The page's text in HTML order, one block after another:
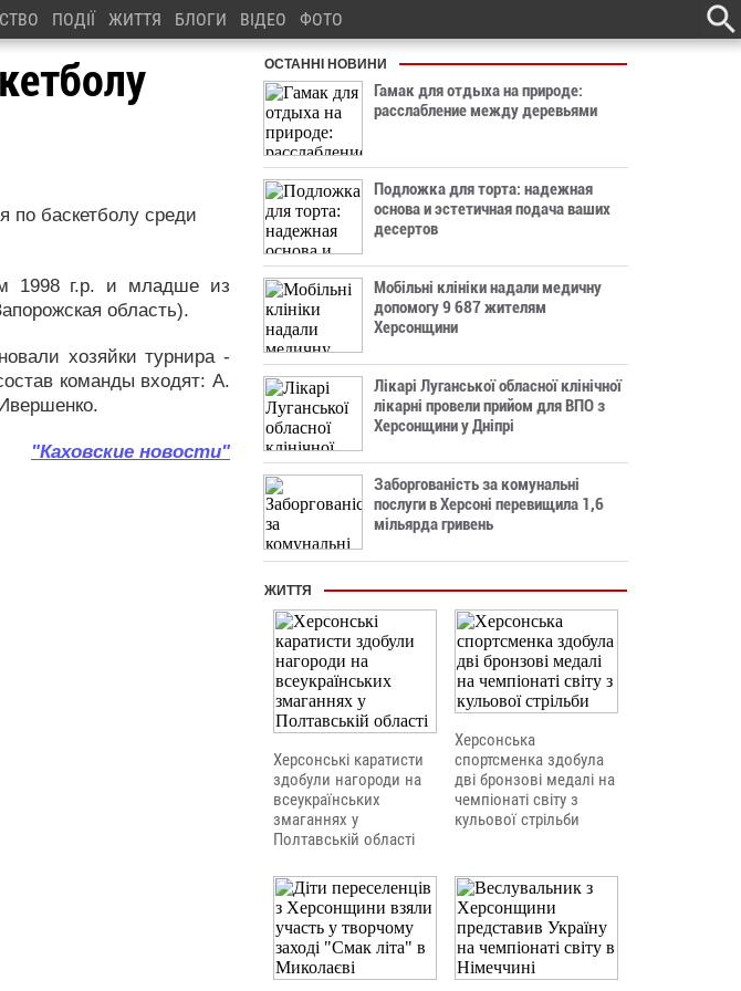
ПОДІЇ ЖИТТЯ БЛОГИ ВІДЕО ФОТО
по баскетболу среди
1998 г.р. и младше из
область).
хозяйки турнира -
команды входят: А.
"Каховские новости"
ОСТАННІ НОВИНИ
Гамак для отдыха на природе:
расслабление между деревьями
Подложка для торта: надежная
основа и эстетичная подача ваших
десертов
Мобільні клініки надали медичну
допомогу 9 687 жителям
Херсонщини
Лікарі Луганської обласної клінічної
лікарні провели прийом для ВПО з
Херсонщини у Дніпрі
Заборгованість за комунальні
послуги в Херсоні перевищила 1,6
мільярда гривень
ЖИТТЯ
Херсонські каратисти
здобули нагороди на
всеукраїнських
змаганнях у
Полтавській області
Херсонська
спортсменка здобула
дві бронзові медалі на
чемпіонаті світу з
кульової стрільби